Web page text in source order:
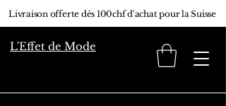
Livraison offerte dès 100chf d'achat pour la Suisse
L'Effet de Mode